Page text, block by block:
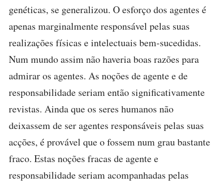
genéticas, se generalizou. O esforço dos agentes é
apenas marginalmente responsável pelas suas
realizações físicas e intelectuais bem-sucedidas.
Num mundo assim não haveria boas razões para
admirar os agentes. As noções de agente e de
responsabilidade seriam então significativamente
revistas. Ainda que os seres humanos não
deixassem de ser agentes responsáveis pelas suas
acções, é provável que o fossem num grau bastante
fraco. Estas noções fracas de agente e
responsabilidade seriam acompanhadas pelas